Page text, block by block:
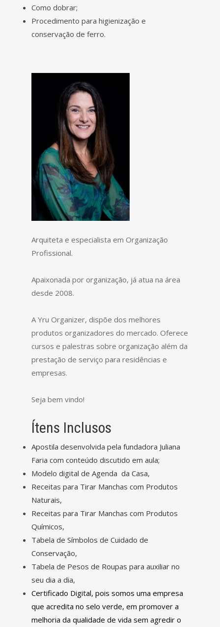
Como dobrar;
Procedimento para higienização e
conservação de ferro.
Arquiteta e especialista em Organização
Profissional.
Apaixonada por organização, já atua na área
desde 2008.
A Yru Organizer, dispõe dos melhores
produtos organizadores do mercado. Oferece
cursos e palestras sobre organização além da
prestação de serviço para residências e
empresas.
Seja bem vindo!
Ítens Inclusos
Apostila desenvolvida pela fundadora Juliana
Faria com conteúdo discutido em aula;
Modelo digital de Agenda da Casa,
Receitas para Tirar Manchas com Produtos
Naturais,
Receitas para Tirar Manchas com Produtos
Químicos,
Tabela de Símbolos de Cuidado de
Conservação,
Tabela de Pesos de Roupas para auxiliar no
seu dia a dia,
Certificado Digital, pois somos uma empresa
que acredita no selo verde, em promover a
melhoria da qualidade de vida sem agredir o